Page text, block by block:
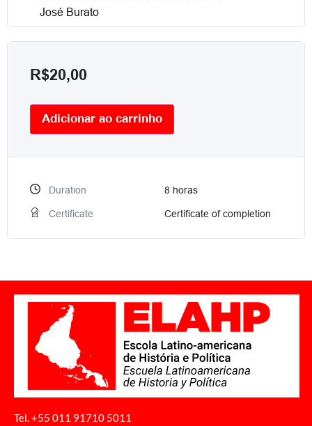
José Burato
R$20,00
Adicionar ao carrinho
Duration 8 horas
Certificate Certificate of completion
Tel. +55 011 91710 5011